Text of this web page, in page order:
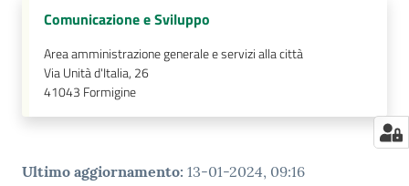
Comunicazione e Sviluppo
Area amministrazione generale e servizi alla città
Via Unità d'Italia, 26
41043 Formigine
Ultimo aggiornamento: 13-01-2024, 09:16